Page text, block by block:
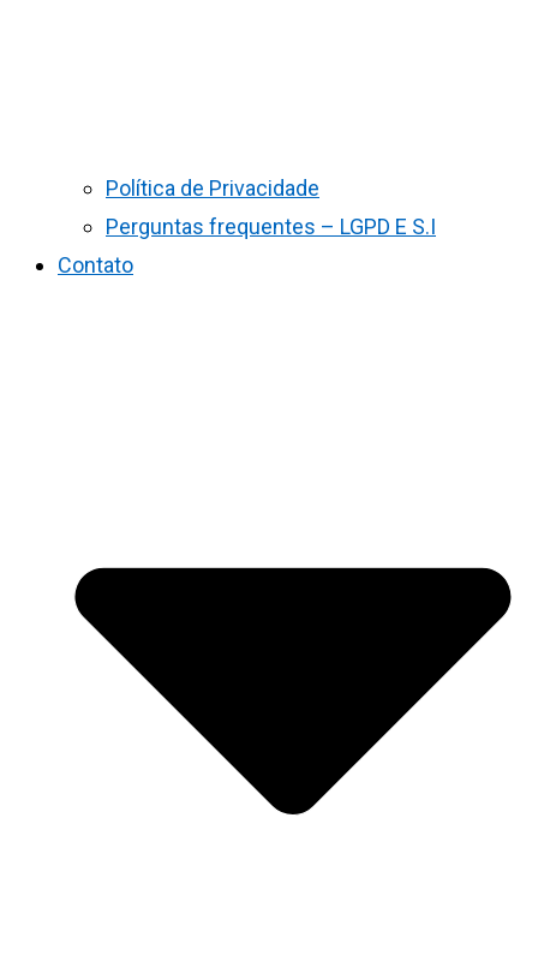
Política de Privacidade
Perguntas frequentes – LGPD E S.I
Contato